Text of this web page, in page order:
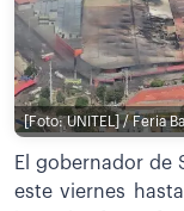
[Foto: UNITEL] / Feria
El gobernador de
este viernes